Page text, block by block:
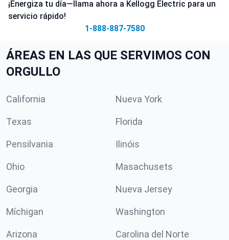
¡Energiza tu día—llama ahora a Kellogg Electric para un
servicio rápido!
1-888-887-7580
ÁREAS EN LAS QUE SERVIMOS CON
ORGULLO
California Nueva York
Texas Florida
Pensilvania Ilinóis
Ohio Masachusets
Georgia Nueva Jersey
Míchigan Washington
Arizona Carolina del Norte